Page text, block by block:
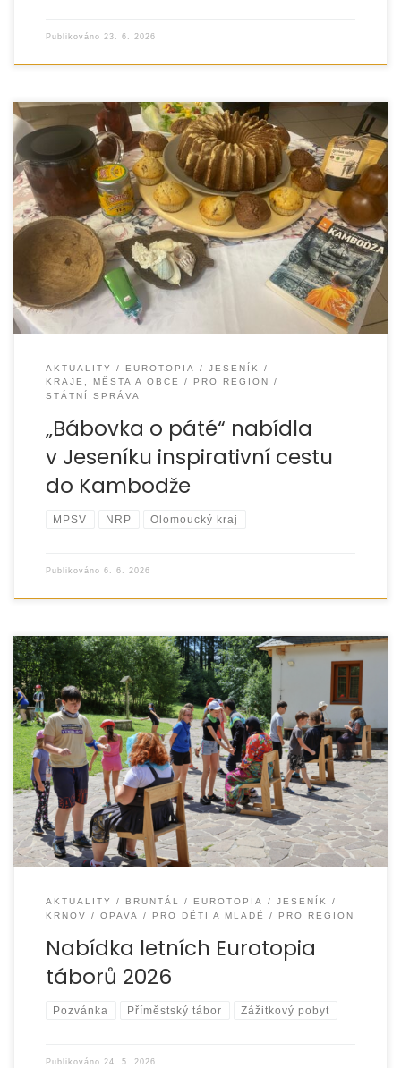
Publikováno 23. 6. 2026
V pátek 29. května 2026 se v prostorách Mateřského
centra Krteček v Jeseníku uskutečnilo setkání
pěstounských rodin v rámci aktivity Podpora
svépomocných skupin s názvem […]
AKTUALITY EUROTOPIA
JESENÍK
KRAJE, MĚSTA A OBCE
PRO REGION
STÁTNÍ SPRÁVA
„Bábovka o páté“ nabídla
v Jeseníku inspirativní cestu
do Kambodže
MPSV NRP Olomoucký kraj
Publikováno 6. 6. 2026
Jako každý rok připravujeme na letní prázdniny řadu
volnočasových aktivit pro děti ze znevýhodněných rodin.
Cílem je zpříjemnit jim dny […]
AKTUALITY BRUNTÁL EUROTOPIA
JESENÍK
KRNOV
OPAVA PRO DĚTI A MLADÉ PRO REGION
Nabídka letních Eurotopia
táborů 2026
Pozvánka Příměstský tábor Zážitkový pobyt
Publikováno 24. 5. 2026